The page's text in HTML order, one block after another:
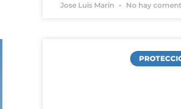
Jose Luis Marin No hay